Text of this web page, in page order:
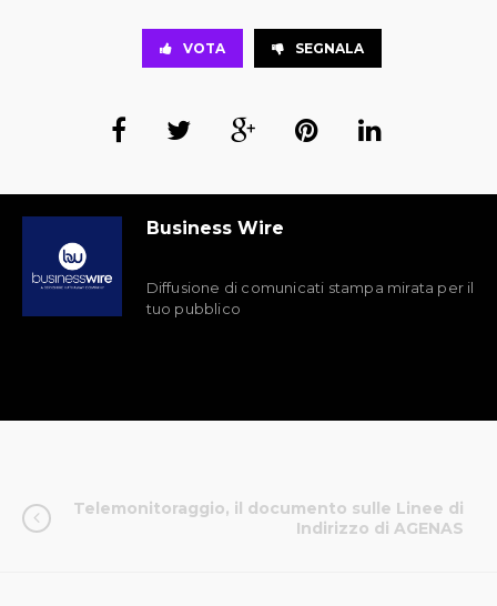
VOTA SEGNALA
Business Wire
Diffusione di comunicati stampa mirata per il
tuo pubblico
Telemonitoraggio, il documento sulle Linee di
Indirizzo di AGENAS